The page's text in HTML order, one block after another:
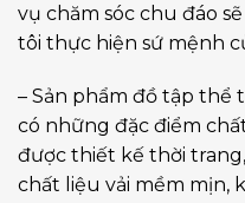
vụ chăm sóc chu đáo
tôi thực hiện sứ mệnh
– Sản phẩm đồ tập thể
có những đặc điểm
được thiết kế thời
chất liệu vải mềm mịn,